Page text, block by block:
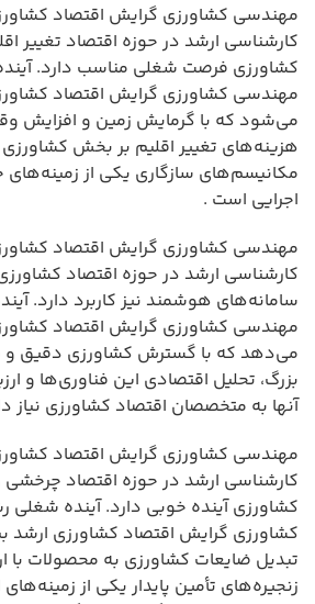
مهندسی کشاورزی گرایش اقتصاد
کارشناسی ارشد در حوزه اقتصاد تغییر
کشاورزی فرصت شغلی مناسب دارد.
مهندسی کشاورزی گرایش اقتصاد
می‌شود که با گرمایش زمین و افزایش
هزینه‌های تغییر اقلیم بر بخش
مکانیسم‌های سازگاری یکی از
اجرایی است .
مهندسی کشاورزی گرایش اقتصاد
کارشناسی ارشد در حوزه اقتصاد
سامانه‌های هوشمند نیز کاربرد دارد.
مهندسی کشاورزی گرایش اقتصاد
می‌دهد که با گسترش کشاورزی دقیق و
بزرگ، تحلیل اقتصادی این فناوری‌ها و
آنها به متخصصان اقتصاد کشاورزی نیاز
مهندسی کشاورزی گرایش اقتصاد
کارشناسی ارشد در حوزه اقتصاد
کشاورزی آینده خوبی دارد. آینده
کشاورزی گرایش اقتصاد کشاورزی ارشد
تبدیل ضایعات کشاورزی به محصولات با
زنجیره‌های تأمین پایدار یکی از